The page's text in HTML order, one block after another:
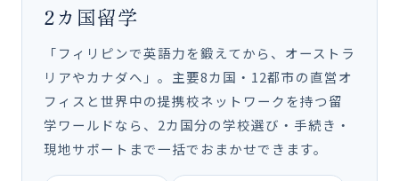
2カ国留学
「フィリピンで英語力を鍛えてから、オーストラ
リアやカナダへ」。主要8カ国・12都市の直営オ
フィスと世界中の提携校ネットワークを持つ留
学ワールドなら、2カ国分の学校選び・手続き・
現地サポートまで一括でおまかせできます。